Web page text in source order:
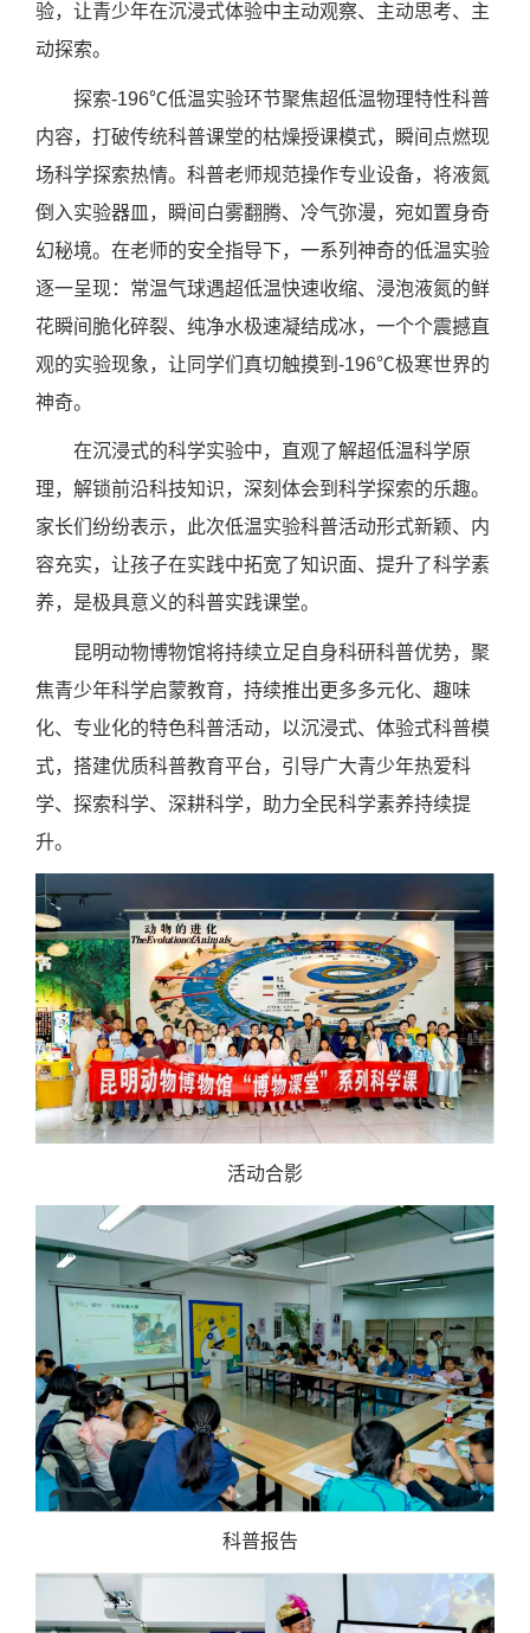
验，让青少年在沉浸式体验中主动观察、主动思考、主
动探索。
探索-196℃低温实验环节聚焦超低温物理特性科普
内容，打破传统科普课堂的枯燥授课模式，瞬间点燃现
场科学探索热情。科普老师规范操作专业设备，将液氮
倒入实验器皿，瞬间白雾翻腾、冷气弥漫，宛如置身奇
幻秘境。在老师的安全指导下，一系列神奇的低温实验
逐一呈现：常温气球遇超低温快速收缩、浸泡液氮的鲜
花瞬间脆化碎裂、纯净水极速凝结成冰，一个个震撼直
观的实验现象，让同学们真切触摸到 -196℃极寒世界的
神奇。
在沉浸式的科学实验中，直观了解超低温科学原
理，解锁前沿科技知识，深刻体会到科学探索的乐趣。
家长们纷纷表示，此次低温实验科普活动形式新颖、内
容充实，让孩子在实践中拓宽了知识面、提升了科学素
养，是极具意义的科普实践课堂。
昆明动物博物馆将持续立足自身科研科普优势，聚
焦青少年科学启蒙教育，持续推出更多多元化、趣味
化、专业化的特色科普活动，以沉浸式、体验式科普模
式，搭建优质科普教育平台，引导广大青少年热爱科
学、探索科学、深耕科学，助力全民科学素养持续提
升。
活动合影
科普报告